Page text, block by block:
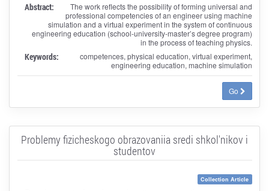
Abstract:
The work reflects the possibility of forming universal and
professional competencies of an engineer using machine
simulation and a virtual experiment in the system of continuous
engineering education (school-university-master’s degree program)
in the process of teaching physics.
Keywords:
competences, physical education, virtual experiment,
engineering education, machine simulation
Go
Problemy fizicheskogo obrazovaniia sredi shkol'nikov i
studentov
Collection Article